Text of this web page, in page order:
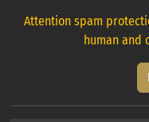
Attention spam
human and